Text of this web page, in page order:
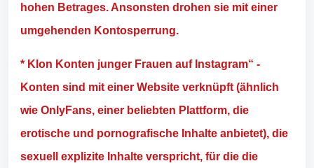
hohen Betrages. Ansonsten drohen sie mit einer
umgehenden Kontosperrung.
* Klon Konten junger Frauen auf Instagram“ -
Konten sind mit einer Website verknüpft (ähnlich
wie OnlyFans, einer beliebten Plattform, die
erotische und pornografische Inhalte anbietet), die
sexuell explizite Inhalte verspricht, für die die